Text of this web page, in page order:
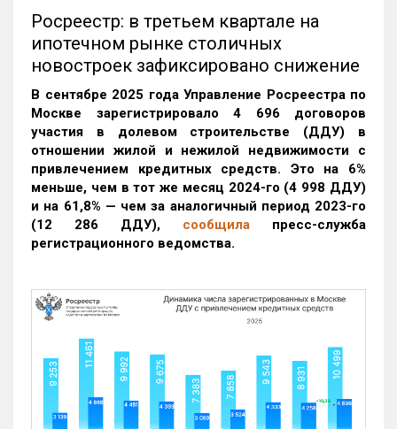
Росреестр: в третьем квартале на
ипотечном рынке столичных
новостроек зафиксировано снижение
В сентябре 2025 года Управление Росреестра по
Москве зарегистрировало 4 696 договоров
участия в долевом строительстве (ДДУ) в
отношении жилой и нежилой недвижимости с
привлечением кредитных средств. Это на 6%
меньше, чем в тот же месяц 2024-го (4 998 ДДУ)
и на 61,8% — чем за аналогичный период 2023-го
(12 286 ДДУ), сообщила пресс-служба
регистрационного ведомства.